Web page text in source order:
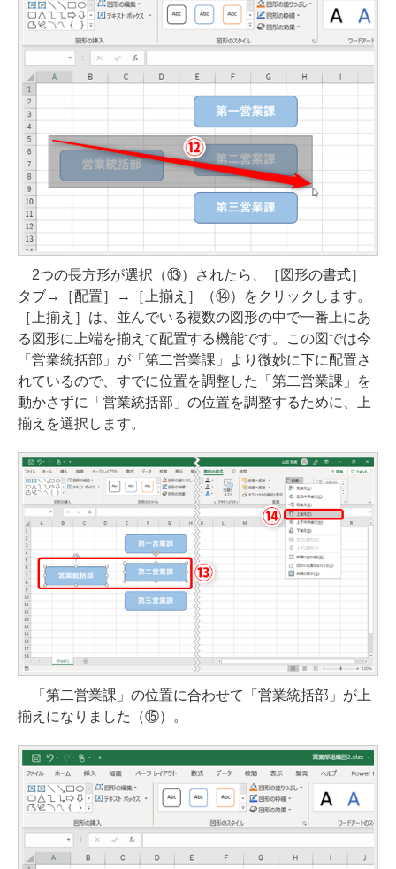
2つの長方形が選択（⑬）されたら、［図形の書式］
タブ→［配置］→［上揃え］（⑭）をクリックします。
［上揃え］は、並んでいる複数の図形の中で一番上にあ
る図形に上端を揃えて配置する機能です。この図では今
「営業統括部」が「第二営業課」より微妙に下に配置さ
れているので、すでに位置を調整した「第二営業課」を
動かさずに「営業統括部」の位置を調整するために、上
揃えを選択します。
「第二営業課」の位置に合わせて「営業統括部」が上
揃えになりました（⑮）。